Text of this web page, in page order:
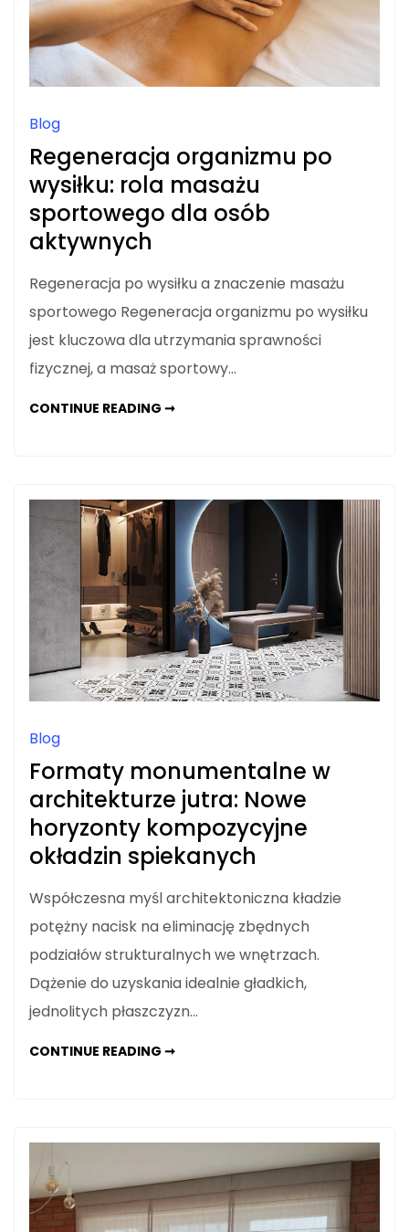
Blog
Regeneracja organizmu po
wysiłku: rola masażu
sportowego dla osób
aktywnych
Regeneracja po wysiłku a znaczenie masażu
sportowego Regeneracja organizmu po wysiłku
jest kluczowa dla utrzymania sprawności
fizycznej, a masaż sportowy…
CONTINUE READING ➞REGENERACJA
DLA
OSÓB
AKTYWNYCH
Blog
Formaty monumentalne w
architekturze jutra: Nowe
horyzonty kompozycyjne
okładzin spiekanych
Współczesna myśl architektoniczna kładzie
potężny nacisk na eliminację zbędnych
podziałów strukturalnych we wnętrzach.
Dążenie do uzyskania idealnie gładkich,
jednolitych płaszczyzn…
CONTINUE READING ➞FORMATY
KOMPOZYCYJNE
SPIEKANYCH